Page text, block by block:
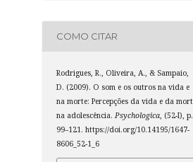
COMO CITAR
Rodrigues, R., Oliveira, A., & Sampaio,
D. (2009). O som e os outros na vida e
na morte: Percepções da vida e da
na adolescência. Psychologica , (52-I), p.
99–121. https://doi.org/10.14195/1647-
8606_52-1_6